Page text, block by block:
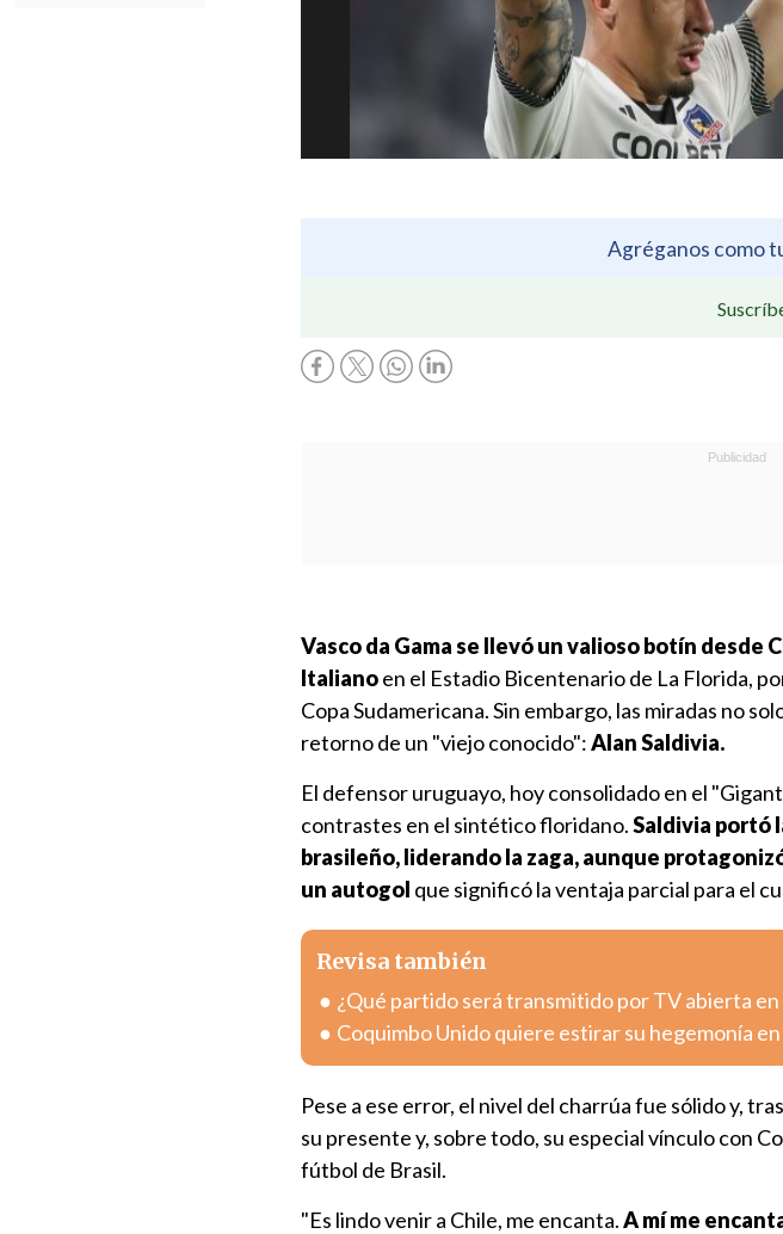
Agréganos como
Vasco da Gama se llevó un valioso botín desde
Italianoen el Estadio Bicentenario de La Florida,
Copa Sudamericana. Sin embargo, las miradas no
retorno de un "viejo conocido":Alan Saldivia.
El defensor uruguayo, hoy consolidado en el
contrastes en el sintético floridano.Saldivia portó
brasileño, liderando la zaga, aunque
un autogol que significó la ventaja parcial para el
Revisa también
¿Qué partido será transmitido por TV abierta en
Coquimbo Unido quiere estirar su hegemonía
Pese a ese error, el nivel del charrúa fue sólido y,
su presente y, sobre todo, su especial vínculo con
fútbol de Brasil.
"Es lindo venir a Chile, me encanta.A mí me